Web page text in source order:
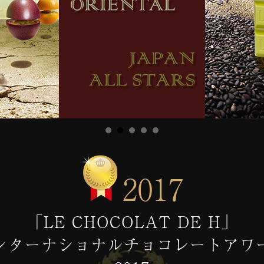
2017
「LE CHOCOLAT DE H」
ターナショナルチョコレートアワ